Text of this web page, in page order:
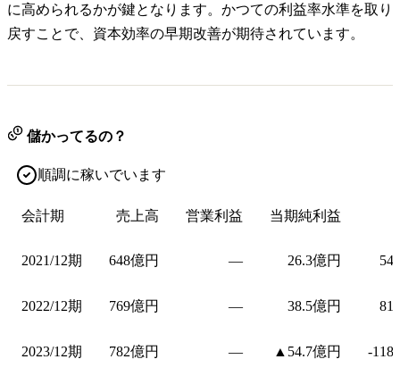
に高められるかが鍵となります。かつての利益率水準を取り
戻すことで、資本効率の早期改善が期待されています。
儲かってるの？
順調に稼いでいます
会計期 売上高 営業利益 当期純利益
2021/12期 648億円 — 26.3億円
2022/12期 769億円 — 38.5億円
2023/12期 782億円 — ▲54.7億円 -